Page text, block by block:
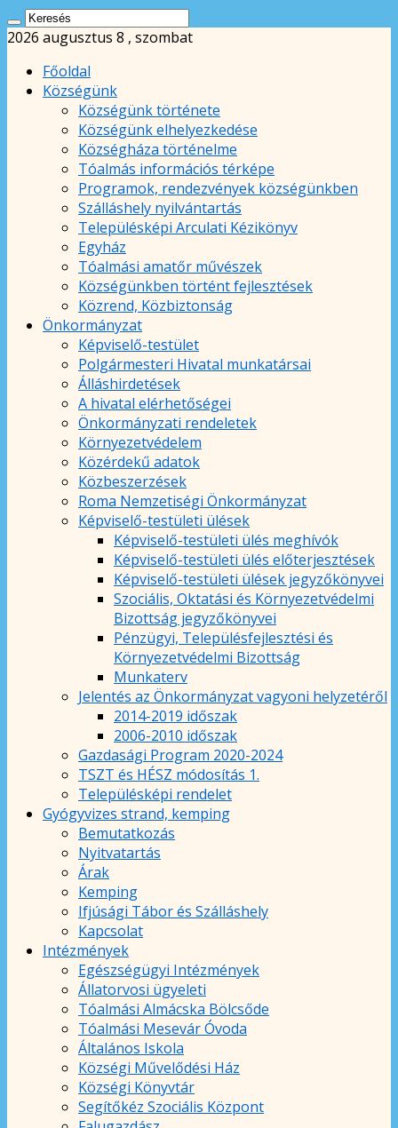
2026 augusztus 8 , szombat
Főoldal
Községünk
Községünk története
Községünk elhelyezkedése
Községháza történelme
Tóalmás információs térképe
Programok, rendezvények községünkben
Szálláshely nyilvántartás
Településképi Arculati Kézikönyv
Egyház
Tóalmási amatőr művészek
Községünkben történt fejlesztések
Közrend, Közbiztonság
Önkormányzat
Képviselő-testület
Polgármesteri Hivatal munkatársai
Álláshirdetések
A hivatal elérhetőségei
Önkormányzati rendeletek
Környezetvédelem
Közérdekű adatok
Közbeszerzések
Roma Nemzetiségi Önkormányzat
Képviselő-testületi ülések
Képviselő-testületi ülés meghívók
Képviselő-testületi ülés előterjesztések
Képviselő-testületi ülések jegyzőkönyvei
Szociális, Oktatási és Környezetvédelmi
Bizottság jegyzőkönyvei
Pénzügyi, Településfejlesztési és
Környezetvédelmi Bizottság
Munkaterv
Jelentés az Önkormányzat vagyoni helyzetéről
2014-2019 időszak
2006-2010 időszak
Gazdasági Program 2020-2024
TSZT és HÉSZ módosítás 1.
Településképi rendelet
Gyógyvizes strand, kemping
Bemutatkozás
Nyitvatartás
Árak
Kemping
Ifjúsági Tábor és Szálláshely
Kapcsolat
Intézmények
Egészségügyi Intézmények
Állatorvosi ügyeleti
Tóalmási Almácska Bölcsőde
Tóalmási Mesevár Óvoda
Általános Iskola
Községi Művelődési Ház
Községi Könyvtár
Segítőkéz Szociális Központ